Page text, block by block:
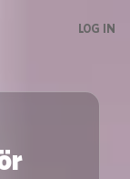
LOG IN